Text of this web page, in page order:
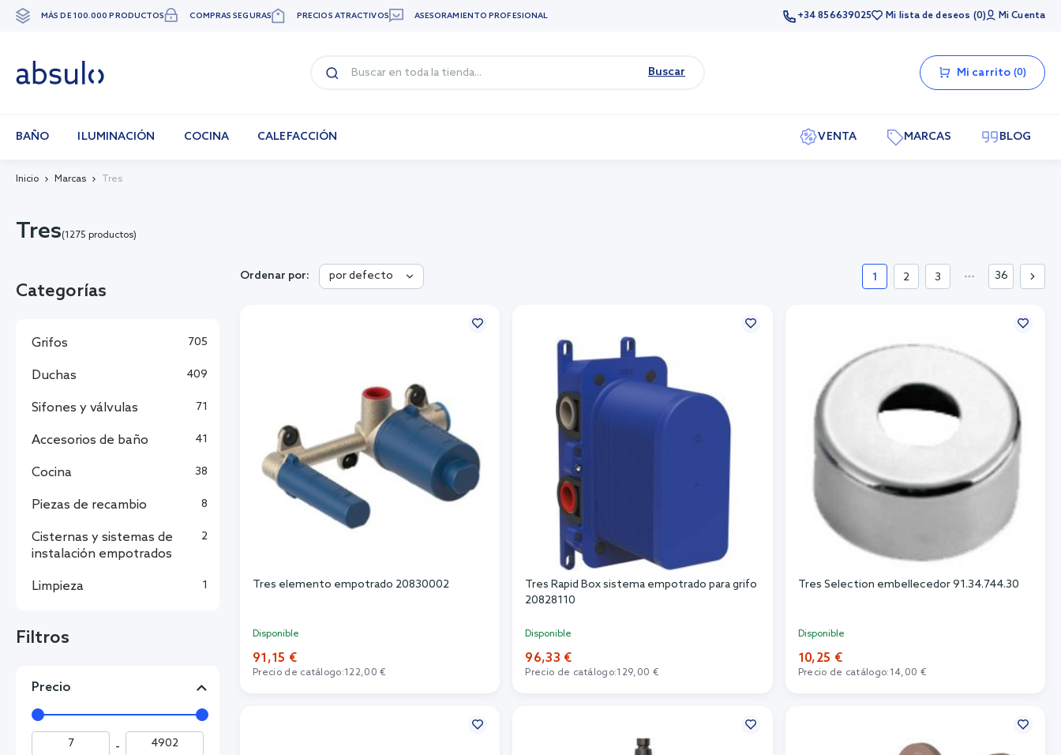
Ir
MÁS DE 100.000 PRODUCTOS COMPRAS SEGURAS PRECIOS ATRACTIVOS ASESORAMIENTO PROFESIONAL +34 856639025 Mi lista de deseos 0 Mi Cuenta
Buscar Mi carrito 0
BAÑO ILUMINACIÓN COCINA CALEFACCIÓN VENTA MARCAS BLOG
Inicio Marcas Tres
Tres(1275 productos)
Ordenar por: por defecto 1 2 3 36
Tres elemento empotrado 20830002
Disponible
91,15 €
Precio de catálogo:122,00 €
Tres Rapid Box sistema empotrado para grifo
20828110
Disponible
96,33 €
Precio de catálogo:129,00 €
Tres Selection embellecedor 91.34.744.30
Disponible
10,25 €
Precio de catálogo: 14,00 €
Categorías
Grifos 705
Duchas 409
Sifones y válvulas 71
Accesorios de baño 41
Cocina 38
Piezas de recambio 8
Cisternas y sistemas de
instalación empotrados
2
Limpieza 1
Filtros
Precio
-